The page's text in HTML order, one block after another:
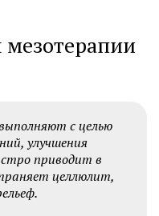
с целью
улучшения
приводит в
целлюлит,